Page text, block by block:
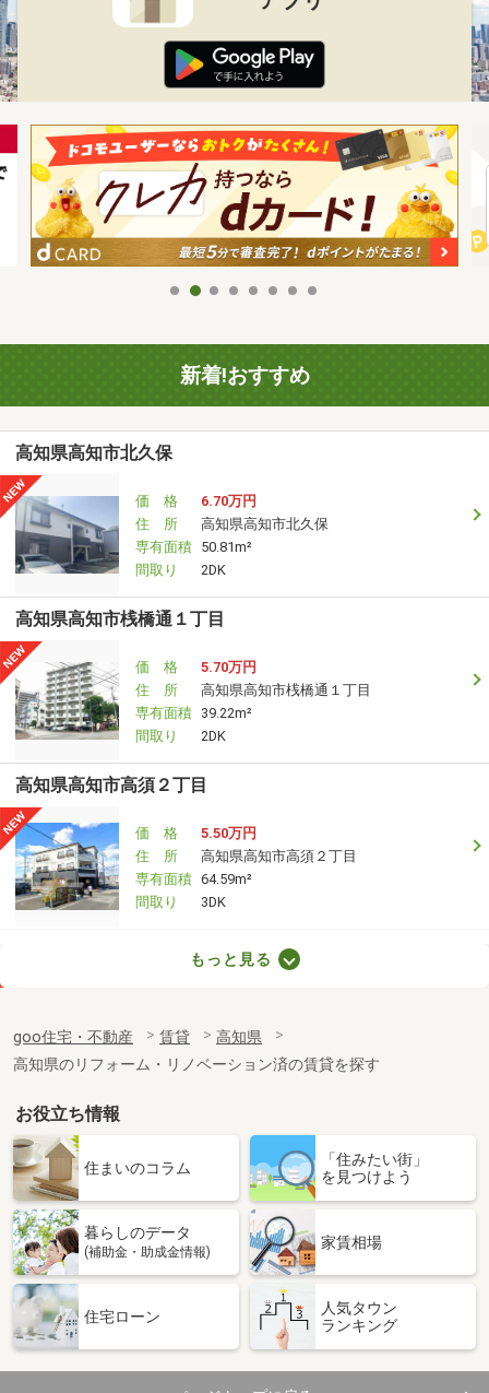
新着!おすすめ
高知県高知市北久保
価 格
6.70万円
住 所
高知県高知市北久保
専有面積 50.81m²
間取り
2DK
高知県高知市桟橋通１丁目
価 格
5.70万円
住 所
高知県高知市桟橋通１丁目
専有面積 39.22m²
間取り
2DK
高知県高知市高須２丁目
価 格
5.50万円
住 所
高知県高知市高須２丁目
専有面積 64.59m²
間取り
3DK
高知県高知市高須２丁目
専有面積
46.34m²
間取り
2DK
高知県高知市鴨部
価 格
6.30万円
高知県高知市鴨部
専有面積 61.16m²
間取り
高知県高知市神田
住 所
高知県高知市神田
専有面積 28.85m²
もっと見る
goo住宅・不動産 賃貸
高知県
高知県のリフォーム・リノベーション済の賃貸を探す
お役立ち情報
住まいのコラム
「住みたい街」
を見つけよう
暮らしのデータ
(補助金・助成金情報)
家賃相場
住宅ローン
人気タウン
ランキング